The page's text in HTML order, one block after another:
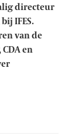
directeur
IFES.
van de
en